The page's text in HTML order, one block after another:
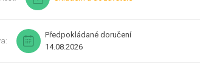
Předpokládané doručení
14.08.2026